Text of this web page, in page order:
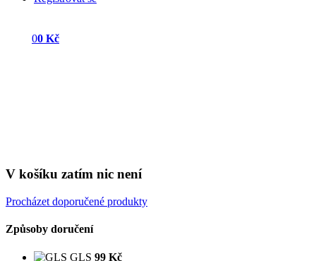
00 Kč
V košíku zatím nic není
Procházet doporučené produkty
Způsoby doručení
GLS 99 Kč